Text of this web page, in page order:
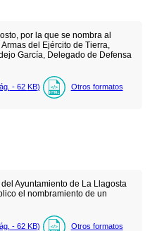
por la que se nombra al
del Ejército de Tierra,
García, Delegado de Defensa
- 62 KB) Otros formatos
Ayuntamiento de La Llagosta
el nombramiento de un
- 62 KB) Otros formatos